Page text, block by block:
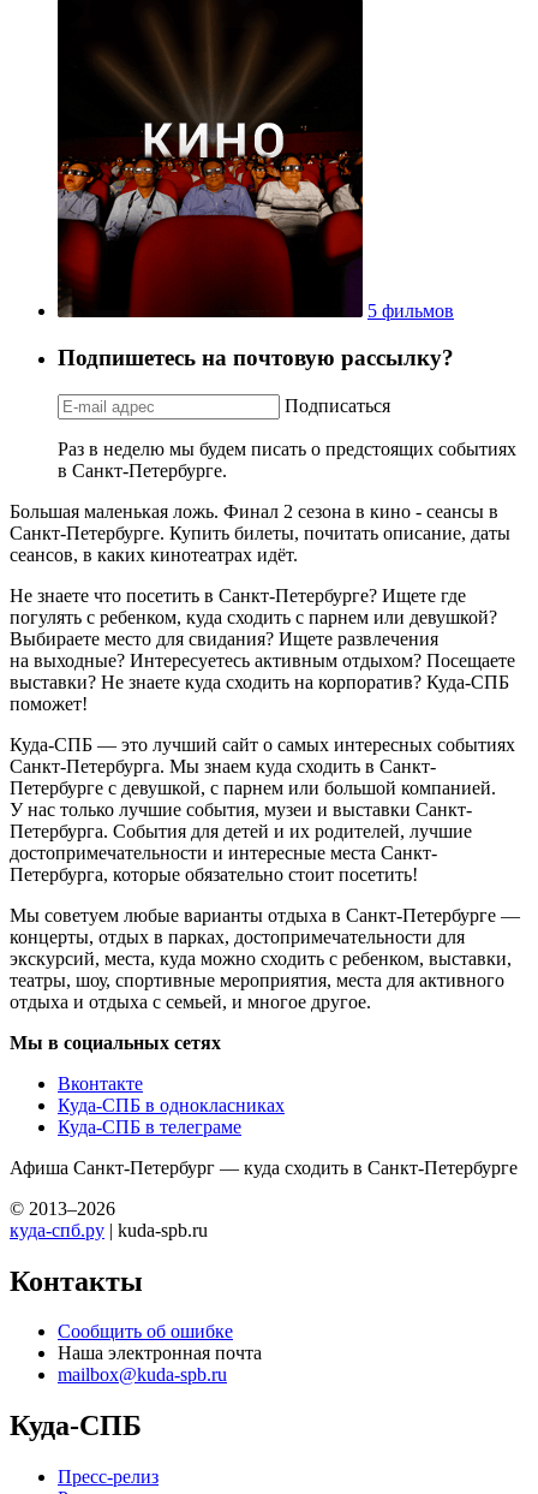
5 фильмов
Подпишетесь на почтовую рассылку?
Подписаться
Раз в неделю мы будем писать о предстоящих событиях
в Санкт-Петербурге.
Большая маленькая ложь. Финал 2 сезона в кино - сеансы в
Санкт-Петербурге. Купить билеты, почитать описание, даты
сеансов, в каких кинотеатрах идёт.
Не знаете что посетить в Санкт-Петербурге? Ищете где
погулять с ребенком, куда сходить с парнем или девушкой?
Выбираете место для свидания? Ищете развлечения
на выходные? Интересуетесь активным отдыхом? Посещаете
выставки? Не знаете куда сходить на корпоратив? Куда-СПБ
поможет!
Куда-СПБ — это лучший сайт о самых интересных событиях
Санкт-Петербурга. Мы знаем куда сходить в Санкт-
Петербурге с девушкой, с парнем или большой компанией.
У нас только лучшие события, музеи и выставки Санкт-
Петербурга. События для детей и их родителей, лучшие
достопримечательности и интересные места Санкт-
Петербурга, которые обязательно стоит посетить!
Мы советуем любые варианты отдыха в Санкт-Петербурге —
концерты, отдых в парках, достопримечательности для
экскурсий, места, куда можно сходить с ребенком, выставки,
театры, шоу, спортивные мероприятия, места для активного
отдыха и отдыха с семьей, и многое другое.
Мы в социальных сетях
Вконтакте
Куда-СПБ в однокласниках
Куда-СПБ в телеграме
Афиша Санкт-Петербург — куда сходить в Санкт-Петербурге
© 2013–2026
куда-спб.ру | kuda-spb.ru
Контакты
Сообщить об ошибке
Наша электронная почта
mailbox@kuda-spb.ru
Куда-СПБ
Пресс-релиз